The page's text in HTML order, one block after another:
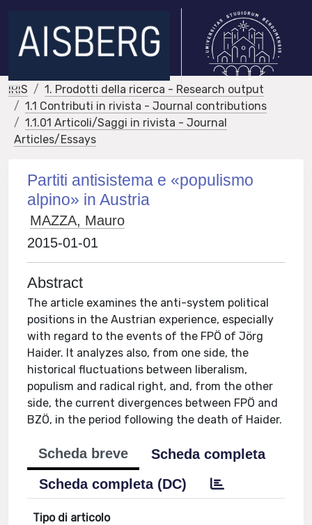
IRIS
1. Prodotti della ricerca - Research output
1.1 Contributi in rivista - Journal contributions
1.1.01 Articoli/Saggi in rivista - Journal
Articles/Essays
Partiti antisistema e «populismo
alpino» in Austria
MAZZA, Mauro
2015-01-01
Abstract
The article examines the anti-system political
positions in the Austrian experience, especially
with regard to the events of the FPÖ of Jörg
Haider. It analyzes also, from one side, the
historical fluctuations between liberalism,
populism and radical right, and, from the other
side, the current divergences between FPÖ and
BZÖ, in the period following the death of Haider.
Scheda breve
Scheda completa
Scheda completa (DC)
Tipo di articolo